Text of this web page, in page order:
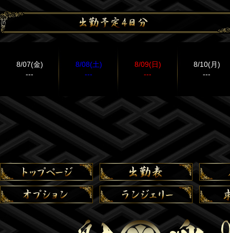
8/07(金)
---
8/08(土)
---
8/09(日)
---
8/10(月)
---